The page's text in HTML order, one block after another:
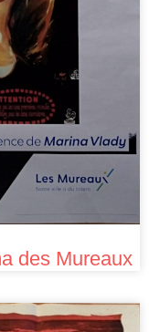
des Mureaux